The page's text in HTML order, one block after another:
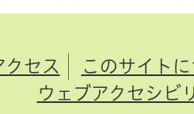
セス
このサイト
ウェブアクセシビ